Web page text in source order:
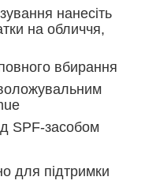
нанесіть
на обличчя,
вбирання
SPF-засобом
для підтримки